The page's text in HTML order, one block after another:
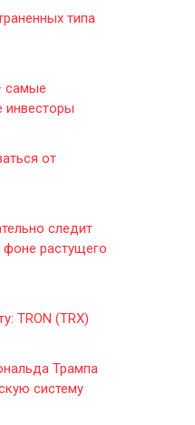
типа
самые
инвесторы
от
следит
фоне растущего
TRON (TRX)
Трампа
систему